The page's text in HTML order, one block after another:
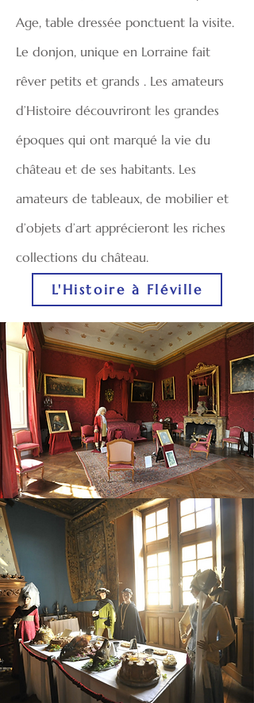
Age, table dressée ponctuent la visite.
Le donjon, unique en Lorraine fait
rêver petits et grands . Les amateurs
d’Histoire découvriront les grandes
époques qui ont marqué la vie du
château et de ses habitants. Les
amateurs de tableaux, de mobilier et
d’objets d’art apprécieront les riches
collections du château.
L'Histoire à Fléville